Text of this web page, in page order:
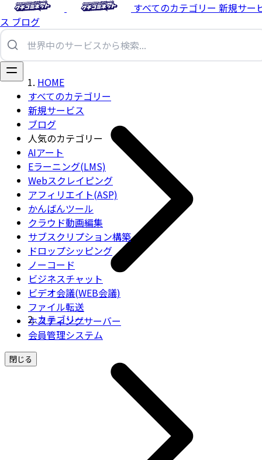
すべてのカテゴリー 新規サー
ス ブログ
すべてのカテゴリー
新規サービス
ブログ
人気のカテゴリー
AIアート
Eラーニング(LMS)
Webスクレイピング
アフィリエイト(ASP)
かんばんツール
クラウド動画編集
サブスクリプション構築
ドロップシッピング
ノーコード
ビジネスチャット
ビデオ会議(WEB会議)
ファイル転送
ホスティングサーバー
会員管理システム
閉じる
HOME
カテゴリー